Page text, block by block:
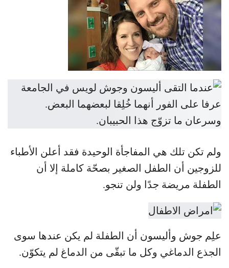
ولم تكن تلك هي المفاجأة الوحيدة فقد أعلن الأطباء
للزوجين أن الطفل الصغير بصحّة كاملة إلا أن
الطفلة مريضة جدًا ولن تنجو.
علِم جوش وأليسون أن الطفلة لم يكن عندها سوى
الجذع الدماغي وكل ما تبقّى من الدماغ لم يتكوّن.